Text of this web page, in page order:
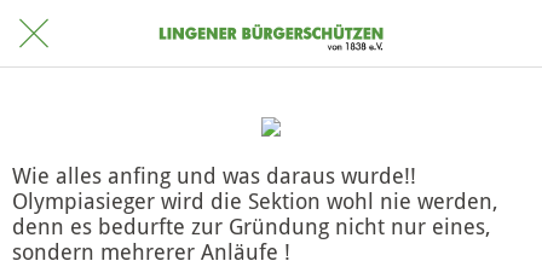
Wie alles anfing und was daraus wurde!!
Olympiasieger wird die Sektion wohl nie werden,
denn es bedurfte zur Gründung nicht nur eines,
sondern mehrerer Anläufe !